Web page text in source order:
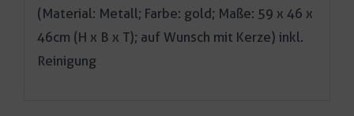
(Material: Metall; Farbe: gold; Maße: 59 x 46 x
46cm (H x B x T); auf Wunsch mit Kerze) inkl.
Reinigung